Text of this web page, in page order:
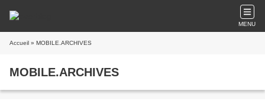
MENU
Accueil » MOBILE.ARCHIVES
MOBILE.ARCHIVES